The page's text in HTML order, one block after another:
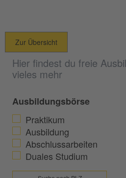
Hier findest du freie
vieles mehr
Ausbildungsbörse
Praktikum
Ausbildung
Abschlussarbeiten
Duales Studium
Zur Übersicht